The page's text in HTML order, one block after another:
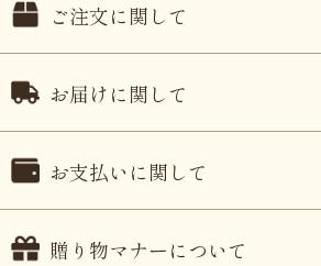
ご注文に関して
お届けに関して
お支払いに関して
贈り物マナーについて